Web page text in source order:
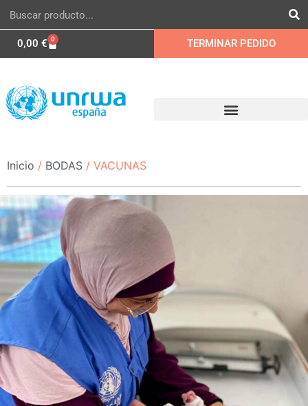
0,00 € 0 TERMINAR PEDIDO
Inicio / BODAS / VACUNAS